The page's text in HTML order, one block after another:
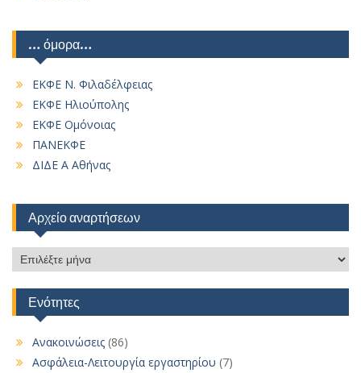
… όμορα…
ΕΚΦΕ Ν. Φιλαδέλφειας
ΕΚΦΕ Ηλιούπολης
ΕΚΦΕ Ομόνοιας
ΠΑΝΕΚΦΕ
ΔΙΔΕ Α Αθήνας
Αρχείο αναρτήσεων
Αρχείο
αναρτήσεων
Ενότητες
Ανακοινώσεις (86)
Ασφάλεια-Λειτουργία εργαστηρίου (7)